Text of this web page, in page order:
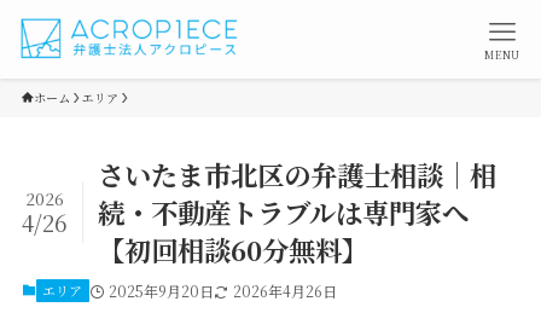
MENU
ホーム エリア
さいたま市北区の弁護士相談｜相
続・不動産トラブルは専門家へ
【初回相談60分無料】
2026
4/26
エリア 2025年9月20日 2026年4月26日